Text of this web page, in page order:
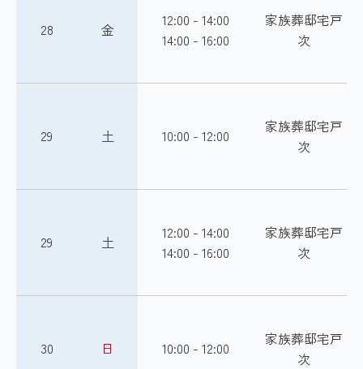
28 金
12:00 - 14:00
14:00 - 16:00
家族葬邸宅戸
次
29 土 10:00 - 12:00
家族葬邸宅戸
次
29 土
12:00 - 14:00
14:00 - 16:00
家族葬邸宅戸
次
30 日 10:00 - 12:00
家族葬邸宅戸
次